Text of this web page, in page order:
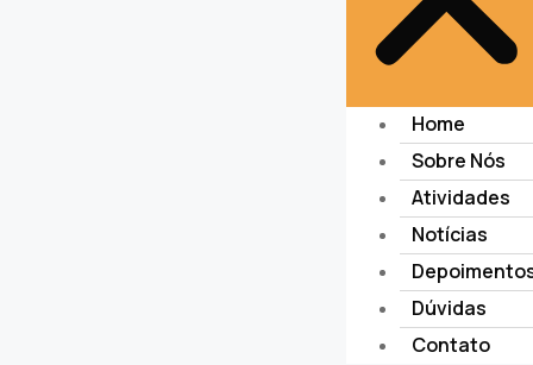
Home
Sobre Nós
Atividades
Notícias
Dúvidas
Contato